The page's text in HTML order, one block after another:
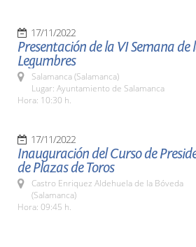
17/11/2022
Presentación de la VI Semana de
Legumbres
Salamanca (Salamanca)
Lugar: Ayuntamiento de Salamanca
Hora: 10:30 h.
17/11/2022
Inauguración del Curso de
de Plazas de Toros
Castro Enriquez Aldehuela de la Bóveda
(Salamanca)
Hora: 09:45 h.